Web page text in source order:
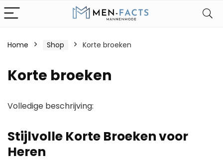
Home Shop Korte broeken
Korte broeken
Volledige beschrijving:
Stijlvolle Korte Broeken voor
Heren